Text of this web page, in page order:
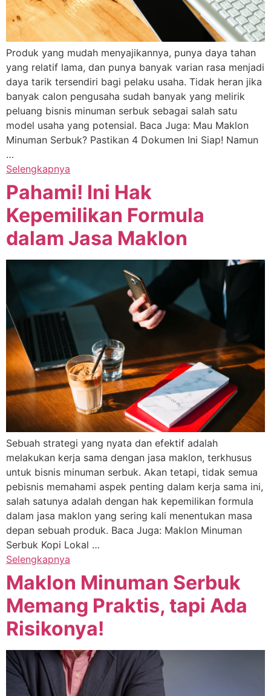
Produk yang mudah menyajikannya, punya daya tahan
yang relatif lama, dan punya banyak varian rasa menjadi
daya tarik tersendiri bagi pelaku usaha. Tidak heran jika
banyak calon pengusaha sudah banyak yang melirik
peluang bisnis minuman serbuk sebagai salah satu
model usaha yang potensial. Baca Juga: Mau Maklon
Minuman Serbuk? Pastikan 4 Dokumen Ini Siap! Namun
…
Selengkapnya
Pahami! Ini Hak
Kepemilikan Formula
dalam Jasa Maklon
Sebuah strategi yang nyata dan efektif adalah
melakukan kerja sama dengan jasa maklon, terkhusus
untuk bisnis minuman serbuk. Akan tetapi, tidak semua
pebisnis memahami aspek penting dalam kerja sama ini,
salah satunya adalah dengan hak kepemilikan formula
dalam jasa maklon yang sering kali menentukan masa
depan sebuah produk. Baca Juga: Maklon Minuman
Serbuk Kopi Lokal …
Selengkapnya
Maklon Minuman Serbuk
Memang Praktis, tapi Ada
Risikonya!